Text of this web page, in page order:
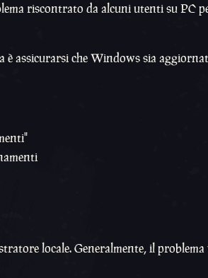
riscontrato da alcuni utenti su PC
assicurarsi che Windows sia
locale. Generalmente, il